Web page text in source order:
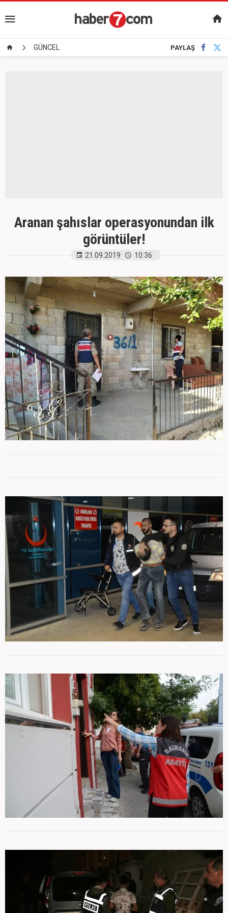
GÜNCEL PAYLAŞ
Aranan şahıslar operasyonundan ilk
görüntüler!
21.09.2019 10:36